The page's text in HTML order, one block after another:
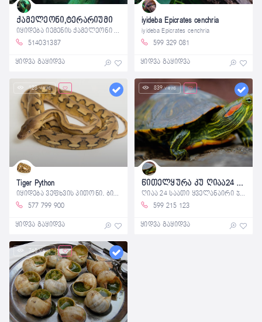
ქამელეონი,ტერარიუმი
იყიდება იემენის ქამელეონი 1 წლის
514031387
ყიდვა გაყიდვა
iyideba Epicrates cenchria
iyideba Epicrates cenchria
599 329 081
ყიდვა გაყიდვა
128 views
Tiger Python
იყიდება ვეფხვის პითონი. ბიჭი. 5 წელი.
577 799 900
ყიდვა გაყიდვა
839 views
წითელყურა კუ ღიაა24 საათი
ღიაა 24 საათი ყველანაირი ჯიშის ჯანმრთელი
599 215 123
ყიდვა გაყიდვა
765 views